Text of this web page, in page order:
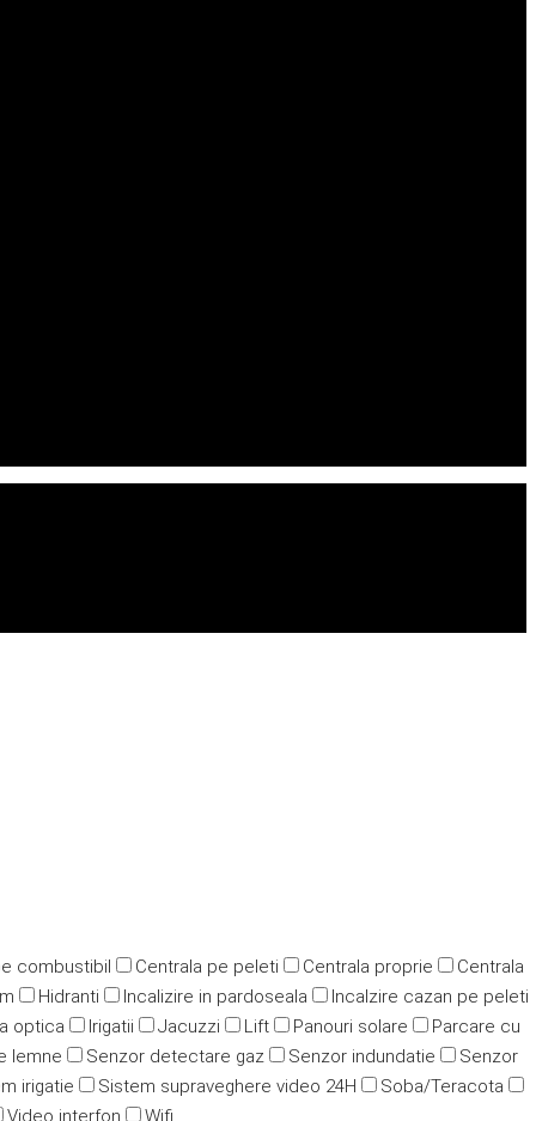
combustibil Centrala pe peleti Centrala proprie
Centrala
Hidranti Incalizire in pardoseala
Incalzire cazan pe peleti
optica Irigatii Jacuzzi Lift Panouri solare
Parcare cu
lemne Senzor detectare gaz Senzor indundatie
Senzor
irigatie Sistem supraveghere video 24H
Soba/Teracota
Video interfon Wifi